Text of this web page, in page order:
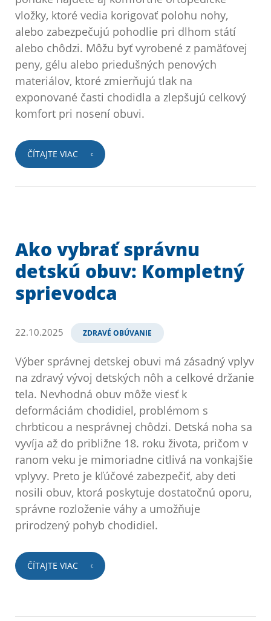
vložky, ktoré vedia korigovať polohu nohy,
alebo zabezpečujú pohodlie pri dlhom státí
alebo chôdzi. Môžu byť vyrobené z pamäťovej
peny, gélu alebo priedušných penových
materiálov, ktoré zmierňujú tlak na
exponované časti chodidla a zlepšujú celkový
komfort pri nosení obuvi.
ČÍTAJTE VIAC
Ako vybrať správnu
detskú obuv: Kompletný
sprievodca
22.10.2025 ZDRAVÉ OBÚVANIE
Výber správnej detskej obuvi má zásadný vplyv
na zdravý vývoj detských nôh a celkové držanie
tela. Nevhodná obuv môže viesť k
deformáciám chodidiel, problémom s
chrbticou a nesprávnej chôdzi. Detská noha sa
vyvíja až do približne 18. roku života, pričom v
ranom veku je mimoriadne citlivá na vonkajšie
vplyvy. Preto je kľúčové zabezpečiť, aby deti
nosili obuv, ktorá poskytuje dostatočnú oporu,
správne rozloženie váhy a umožňuje
prirodzený pohyb chodidiel.
ČÍTAJTE VIAC